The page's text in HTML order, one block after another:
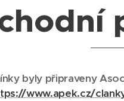
byly připraveny
www.apek.cz/